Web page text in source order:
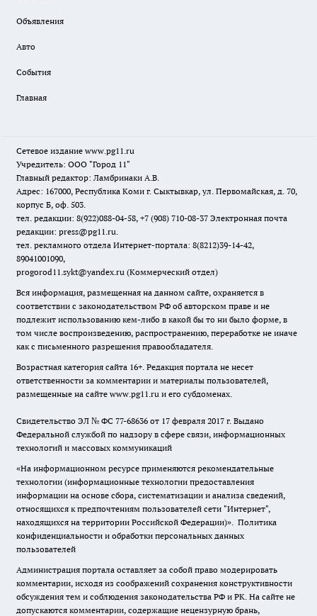
Объявления
Авто
События
Главная
Сетевое издание www.pg11.ru
Учредитель: ООО "Город 11"
Главный редактор: Ламбринаки А.В.
Адрес: 167000, Республика Коми г. Сыктывкар, ул. Первомайская, д. 70,
корпус Б, оф. 503.
тел. редакции: 8(922)088-04-58, +7 (908) 710-08-37 Электронная почта
редакции: press@pg11.ru.
тел. рекламного отдела Интернет-портала: 8(8212)39-14-42,
89041001090,
progorod11.sykt@yandex.ru (Коммерческий отдел)
Вся информация, размещенная на данном сайте, охраняется в
соответствии с законодательством РФ об авторском праве и не
подлежит использованию кем-либо в какой бы то ни было форме, в
том числе воспроизведению, распространению, переработке не иначе
как с письменного разрешения правообладателя.
Возрастная категория сайта 16+. Редакция портала не несет
ответственности за комментарии и материалы пользователей,
размещенные на сайте www.pg11.ru и его субдоменах.
Свидетельство ЭЛ № ФС 77-68636 от 17 февраля 2017 г. Выдано
Федеральной службой по надзору в сфере связи, информационных
технологий и массовых коммуникаций
«На информационном ресурсе применяются рекомендательные
технологии (информационные технологии предоставления
информации на основе сбора, систематизации и анализа сведений,
относящихся к предпочтениям пользователей сети "Интернет",
находящихся на территории Российской Федерации)». Политика
конфиденциальности и обработки персональных данных
пользователей
Администрация портала оставляет за собой право модерировать
комментарии, исходя из соображений сохранения конструктивности
обсуждения тем и соблюдения законодательства РФ и РК. На сайте не
допускаются комментарии, содержащие нецензурную брань,